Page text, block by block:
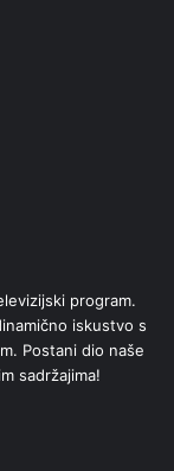
program.
iskustvo s
Postani dio naše
sadržajima!